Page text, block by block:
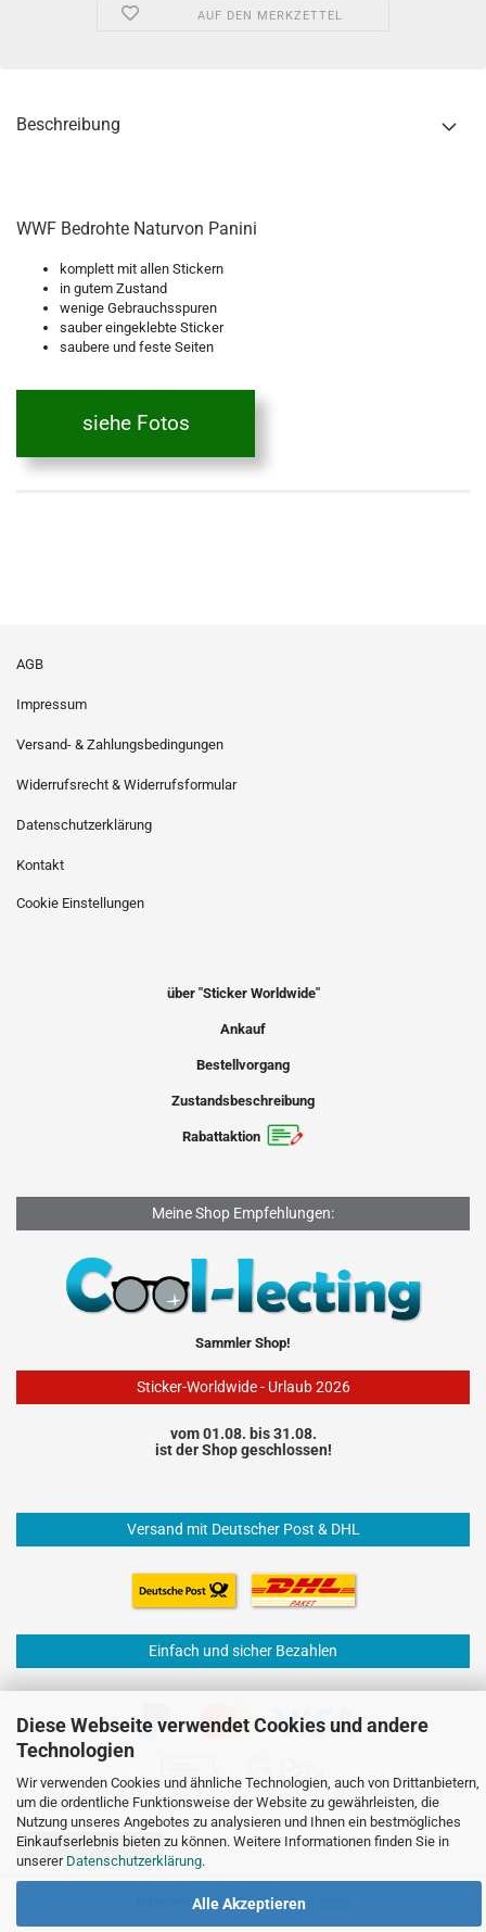
Diese Webseite verwendet Cookies und andere
Technologien
Wir verwenden Cookies und ähnliche Technologien, auch von Drittanbietern,
um die ordentliche Funktionsweise der Website zu gewährleisten, die
Nutzung unseres Angebotes zu analysieren und Ihnen ein bestmögliches
Einkaufserlebnis bieten zu können. Weitere Informationen finden Sie in
unserer Datenschutzerklärung.
Alle Akzeptieren
AUF DEN MERKZETTEL
Beschreibung
WWF Bedrohte Naturvon Panini
komplett mit allen Stickern
in gutem Zustand
wenige Gebrauchsspuren
sauber eingeklebte Sticker
saubere und feste Seiten
siehe Fotos
AGB
Impressum
Versand- & Zahlungsbedingungen
Widerrufsrecht & Widerrufsformular
Datenschutzerklärung
Kontakt
Cookie Einstellungen
über "Sticker Worldwide"
Ankauf
Bestellvorgang
Zustandsbeschreibung
Rabattaktion
Meine Shop Empfehlungen:
Sammler Shop!
Sticker-Worldwide - Urlaub 2026
vom 01.08. bis 31.08.
ist der Shop geschlossen!
Versand mit Deutscher Post & DHL
Einfach und sicher Bezahlen
Vertrag widerrufen
Internetshopby Gambio.de © 2026